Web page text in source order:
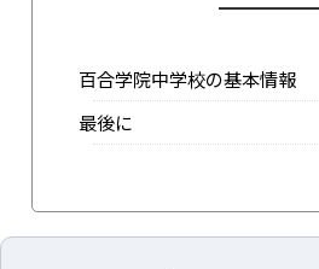
百合学院中学校の基本情報
最後に